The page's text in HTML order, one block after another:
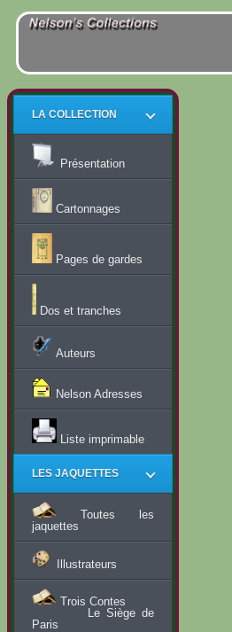
LA COLLECTION
Présentation
Cartonnages
Pages de gardes
Dos et tranches
Auteurs
Nelson Adresses
Liste imprimable
LES JAQUETTES
Toutes les
jaquettes
Illustrateurs
Trois Contes
Le Siège de
Paris